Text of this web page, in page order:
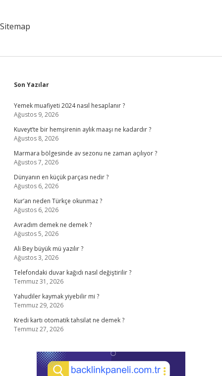
Sitemap
Sidebar
Son Yazılar
Yemek muafiyeti 2024 nasıl hesaplanır ?
Ağustos 9, 2026
Kuveyt’te bir hemşirenin aylık maaşı ne kadardır ?
Ağustos 8, 2026
Marmara bölgesinde av sezonu ne zaman açılıyor ?
Ağustos 7, 2026
Dünyanın en küçük parçası nedir ?
Ağustos 6, 2026
Kur’an neden Türkçe okunmaz ?
Ağustos 6, 2026
Avradım demek ne demek ?
Ağustos 5, 2026
Ali Bey büyük mü yazılır ?
Ağustos 3, 2026
Telefondaki duvar kağıdı nasıl değiştirilir ?
Temmuz 31, 2026
Yahudiler kaymak yiyebilir mi ?
Temmuz 29, 2026
Kredi kartı otomatik tahsilat ne demek ?
Temmuz 27, 2026